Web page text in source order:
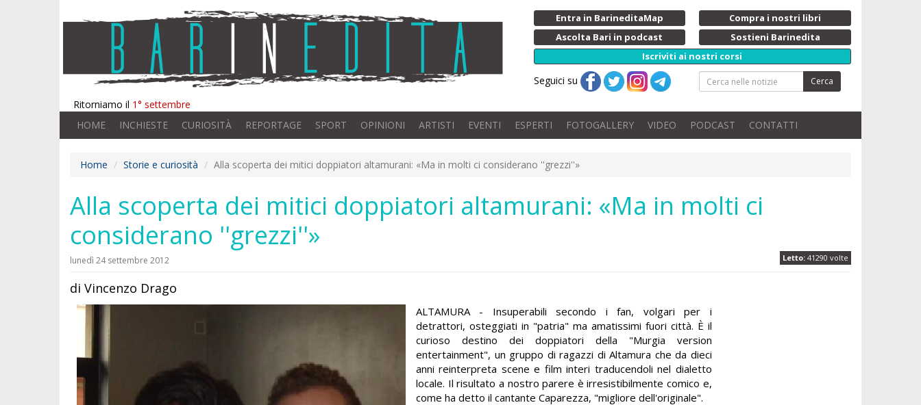
Ritorniamo il 1° settembre
Entra in BarineditaMap
Compra i nostri libri
Ascolta Bari in podcast
Sostieni Barinedita
Iscriviti ai nostri corsi
Seguici su Cerca
HOME INCHIESTE CURIOSITÀ REPORTAGE SPORT OPINIONI ARTISTI EVENTI ESPERTI FOTOGALLERY VIDEO PODCAST CONTATTI
Home Storie e curiosità Alla scoperta dei mitici doppiatori altamurani: «Ma in molti ci considerano ''grezzi''»
Alla scoperta dei mitici doppiatori altamurani: «Ma in molti ci
considerano ''grezzi''»
Letto: 41290 volte
lunedì 24 settembre 2012
di Vincenzo Drago
ALTAMURA - Insuperabili secondo i fan, volgari per i
detrattori, osteggiati in "patria" ma amatissimi fuori città. È il
curioso destino dei doppiatori della "Murgia version
entertainment", un gruppo di ragazzi di Altamura che da dieci
anni reinterpreta scene e film interi traducendoli nel dialetto
locale. Il risultato a nostro parere è irresistibilmente comico e,
come ha detto il cantante Caparezza, "migliore dell'originale".